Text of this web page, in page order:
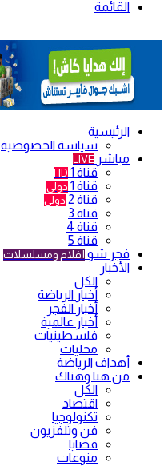
القائمة
الرئيسية
سياسة الخصوصية
مباشر LIVE
قناة 1 HD
قناة 1 دولي
قناة 2 دولي
قناة 3
قناة 4
قناة 5
فجر شو أفلام ومسلسلات
الأخبار
الكل
أخبار الرياضة
أخبار الفجر
أخبار عالمية
فلسطينيات
محليات
أهداف الرياضة
من هنا وهناك
الكل
اقتصاد
تكنولوجيا
فن وتلفزيون
قضايا
منوعات